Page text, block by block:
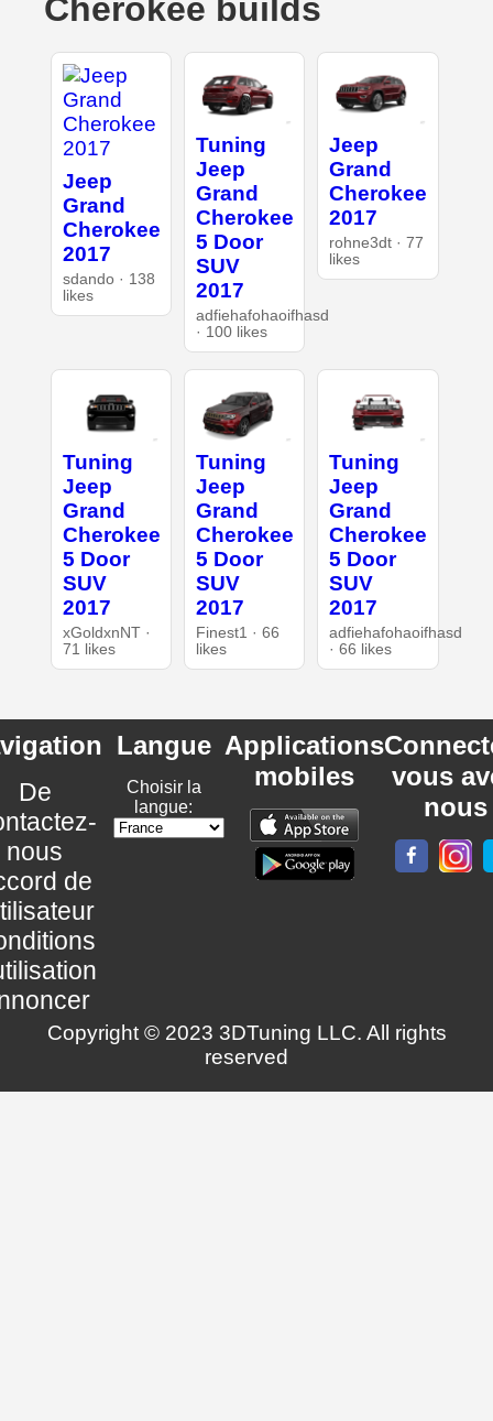
Cherokee builds
Jeep
Grand
Cherokee
2017
sdando · 138
likes
Tuning
Jeep
Grand
Cherokee
5 Door
SUV
2017
adfiehafohaoifhasd
· 100 likes
Jeep
Grand
Cherokee
2017
rohne3dt · 77
likes
Tuning
Jeep
Grand
Cherokee
5 Door
SUV
2017
xGoldxnNT ·
71 likes
Tuning
Jeep
Grand
Cherokee
5 Door
SUV
2017
Finest1 · 66
likes
Tuning
Jeep
Grand
Cherokee
5 Door
SUV
2017
adfiehafohaoifhasd
· 66 likes
De
nous
de
Langue
Choisir la
langue:
Applications
mobiles
vous
nous
Copyright © 2023 3DTuning LLC. All rights
reserved